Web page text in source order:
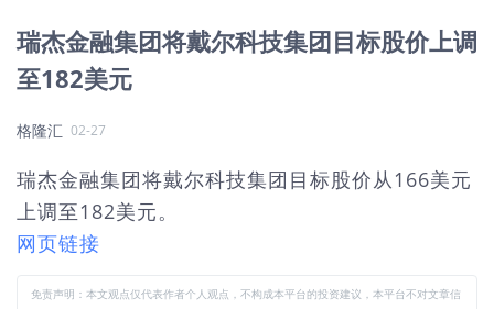
瑞杰金融集团将戴尔科技集团目标股价上调
至182美元
格隆汇 02-27
瑞杰金融集团将戴尔科技集团目标股价从166美元
上调至182美元。
网页链接
免责声明：本文观点仅代表作者个人观点，不构成本平台的投资建议，本平台不对文章信